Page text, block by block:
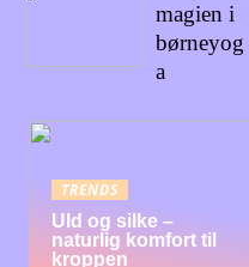
magien i
børneyog
a
TRENDS
Uld og silke –
naturlig komfort til
kroppen